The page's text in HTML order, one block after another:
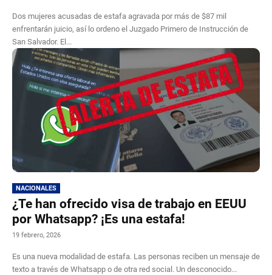
Dos mujeres acusadas de estafa agravada por más de $87 mil
enfrentarán juicio, así lo ordeno el Juzgado Primero de Instrucción de
San Salvador. El...
NACIONALES
¿Te han ofrecido visa de trabajo en EEUU
por Whatsapp? ¡Es una estafa!
19 febrero, 2026
Es una nueva modalidad de estafa. Las personas reciben un mensaje de
texto a través de Whatsapp o de otra red social. Un desconocido...